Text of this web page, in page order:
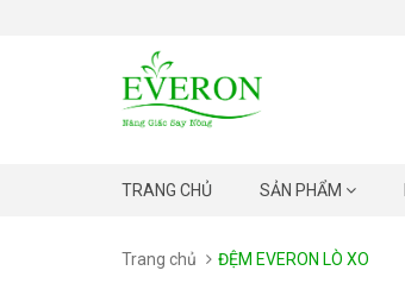
TRANG CHỦ SẢN PHẨM
Trang chủ ĐỆM EVERON LÒ XO